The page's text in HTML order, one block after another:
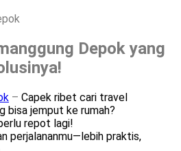
Depok yang
– Capek ribet cari travel
bisa jemput ke rumah?
repot lagi!
perjalananmu—lebih praktis,